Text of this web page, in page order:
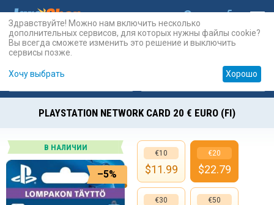
Карты Prepaid
PLAYSTATION NETWORK CARD 20 € EURO (FI)
В НАЛИЧИИ
–5%
€10
$11.99
€20
$22.79
€30 €50
Здравствуйте! Можно нам включить несколько
дополнительных сервисов, для которых нужны файлы cookie?
Вы всегда сможете изменить это решение и выключить
сервисы позже.
Хочу выбрать Хорошо